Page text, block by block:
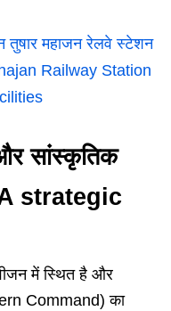
महाजन रेलवे स्टेशन
Railway Station
सांस्कृतिक
strategic
में स्थित है और
Command) का